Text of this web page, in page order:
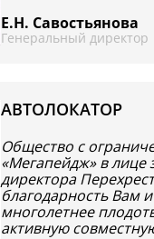
Е.Н. Савостьянова
Генеральный директор
АВТОЛОКАТОР
Общество с
«Мегапейдж» в лице
директора
благодарность Вам
многолетнее
активную